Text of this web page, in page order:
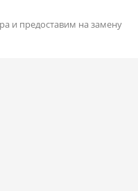
и предоставим на замену